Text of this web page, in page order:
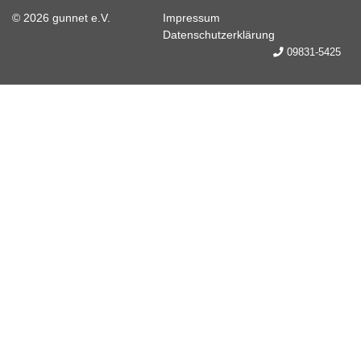
© 2026 gunnet e.V.
Impressum
Datenschutzerklärung
09831-5425